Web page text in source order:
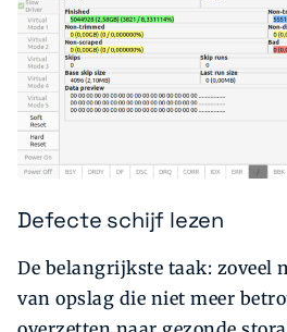
Defecte schijf lezen
De belangrijkste taak: zoveel
van opslag die niet meer